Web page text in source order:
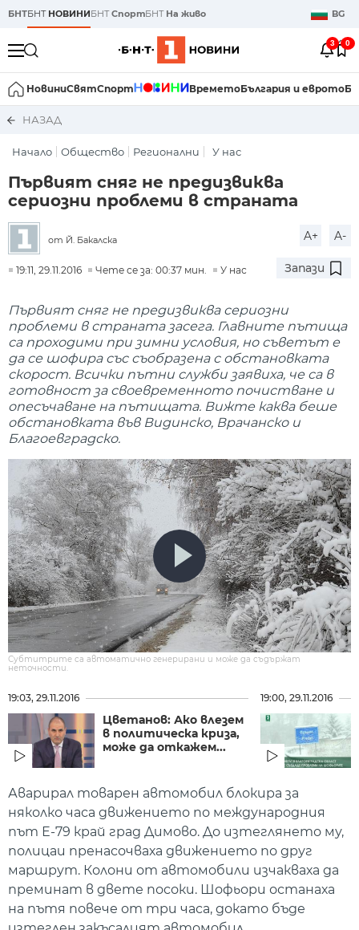
БНТБНТ НОВИНИБНТСпортБНТ На живо BG
3 0
НовиниСвятСпорт ВреметоБългария и еврото
НАЗАД
Начало Общество Регионални У нас
Първият сняг не предизвиква
сериозни проблеми в страната
от Й. Бакалска A+ A-
19:11, 29.11.2016 Чете се за: 00:37 мин. У нас Запази
Първият сняг не предизвиква сериозни
проблеми в страната засега. Главните пътища
са проходими при зимни условия, но съветът е
да се шофира със съобразена с обстановката
скорост. Всички пътни служби заявиха, че са в
готовност за своевременното почистване и
опесъчаване на пътищата. Вижте каква беше
обстановката във Видинско, Врачанско и
Благоевградско.
Субтитрите са автоматично генерирани и може да съдържат
неточности.
19:03, 29.11.2016
Цветанов: Ако влезем
в политическа криза,
може да откажем...
19:00, 29.11.2016
Аварирал товарен автомобил блокира за
няколко часа движението по международния
път Е-79 край град Димово. До изтеглянето му,
полицаи пренасочваха движението по друг
маршрут. Колони от автомобили изчакваха да
преминат в двете посоки. Шофьори останаха
на пътя повече от три часа, докато бъде